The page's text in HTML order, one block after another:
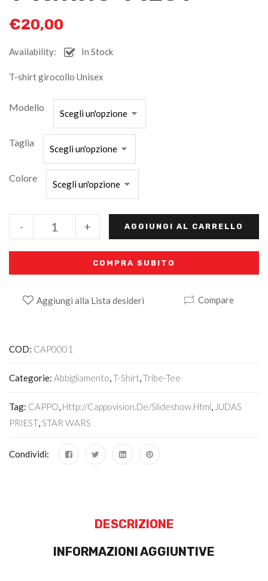
€20,00
Availability: In Stock
T-shirt girocollo Unisex
Modello
Taglia
Colore
+
- AGGIUNGI AL CARRELLO
COMPRA SUBITO
Aggiungi alla Lista desideri Compare
COD: CAP0001
Categorie: Abbigliamento,T-Shirt,Tribe-Tee
Tag: CAPPO, Http://cappovision.de/slideshow.html, JUDAS
PRIEST,STAR WARS
Condividi:
DESCRIZIONE
INFORMAZIONI AGGIUNTIVE